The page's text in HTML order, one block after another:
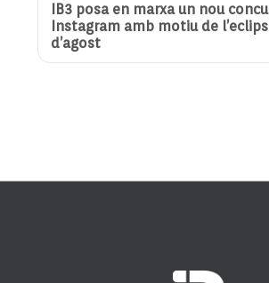
IB3 posa en marxa un nou
Instagram amb motiu de
d’agost